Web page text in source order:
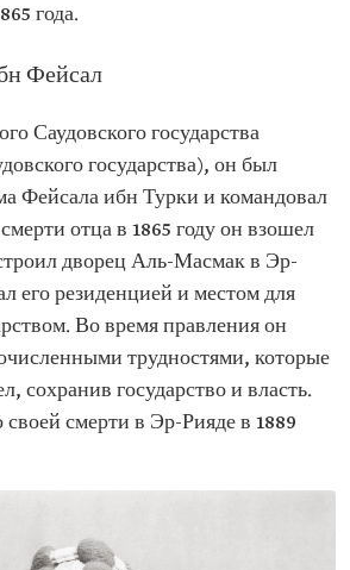
года.
Фейсал
Саудовского государства
государства), он был
Фейсала ибн Турки и командовал
отца в 1865 году он взошел
дворец Аль-Масмак в Эр-
его резиденцией и местом для
Во время правления он
трудностями, которые
сохранив государство и власть.
смерти в Эр-Рияде в 1889